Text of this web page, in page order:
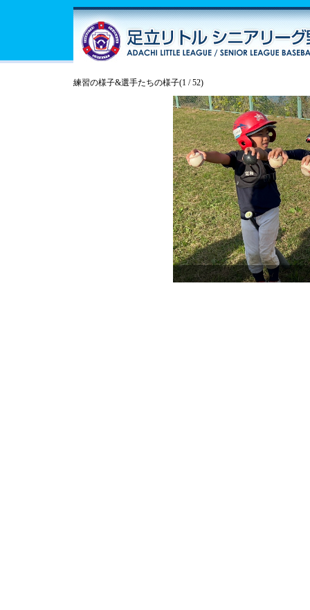
練習の様子&選手たちの様子(1 / 52)